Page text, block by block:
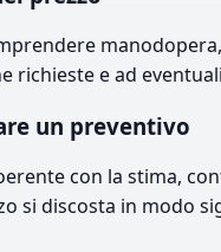
richieste e ad
un preventivo
con la stima,
si discosta in modo